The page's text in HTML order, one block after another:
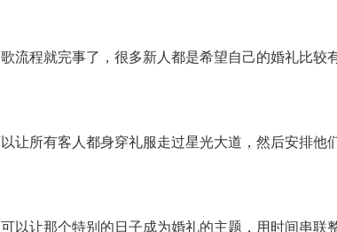
程就完事了，很多新人都是希望自己的婚礼比较
所有客人都身穿礼服走过星光大道，然后安排他
让那个特别的日子成为婚礼的主题，用时间串联